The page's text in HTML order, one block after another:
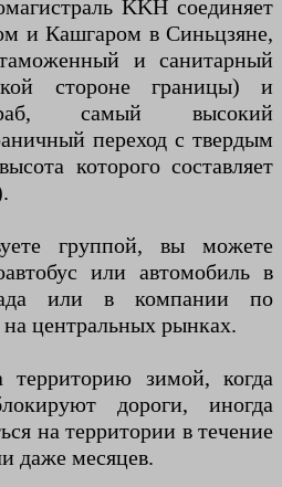
KKH соединяет
и Кашгаром в Синьцзяне,
и санитарный
стороне границы) и
самый высокий
переход с твердым
которого составляет
группой, вы можете
или автомобиль в
или в компании по
центральных рынках.
территорию зимой, когда
дороги, иногда
на территории в течение
даже месяцев.